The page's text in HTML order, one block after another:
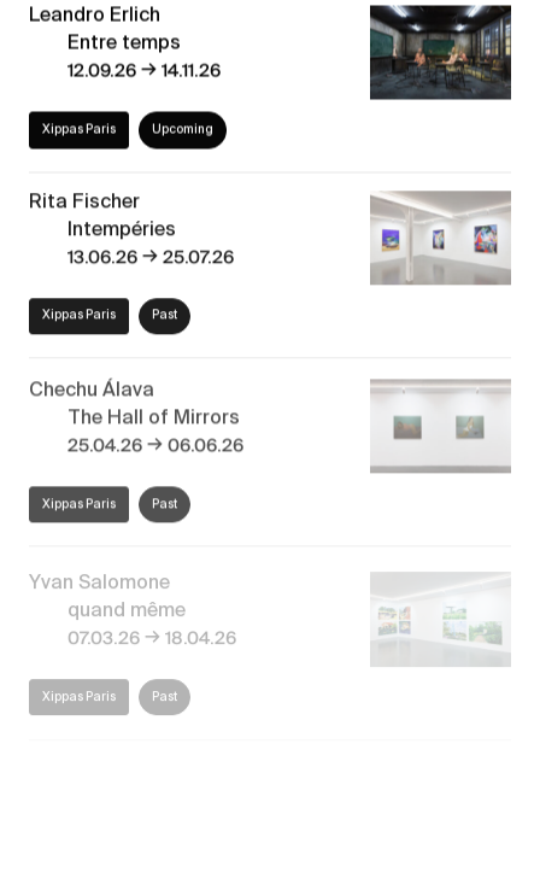
Leandro Erlich
Entre temps
12.09.26→14.11.26
Xippas Paris Upcoming
Rita Fischer
Intempéries
13.06.26→25.07.26
Xippas Paris Past
Chechu Álava
The Hall of Mirrors
25.04.26 → 06.06.26
Xippas Paris Past
quand même
07.03.26→18.04.26
Xippas Paris Past